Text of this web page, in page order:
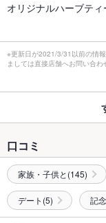
オリジナルハーブティ
※更新日が2021/3/31以前の情
ましては直接店舗へお問い合わ
口コミ
家族・子供と(145)
デート(5) 記